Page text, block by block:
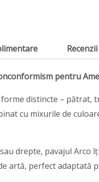
pentru
distincte –
cu mixurile de
drepte, pavajul
artă, perfect